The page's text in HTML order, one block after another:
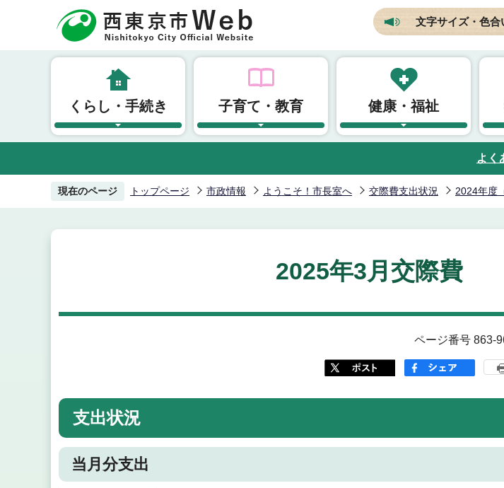
頭
文字サイズ・色
くらし・手続き 子育て・教育 健康・福祉
よく
現在のページ トップページ 市政情報 ようこそ！市長室へ 交際費支出状況 2024年度
2025年3月交際費
ページ番号 863-
支出状況
当月分支出